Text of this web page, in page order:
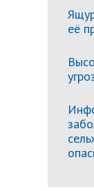
её